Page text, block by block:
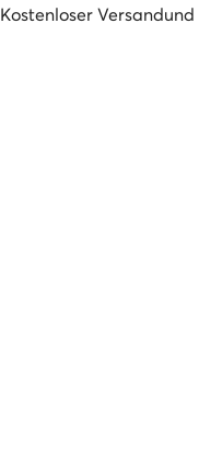
Kostenloser Versandund